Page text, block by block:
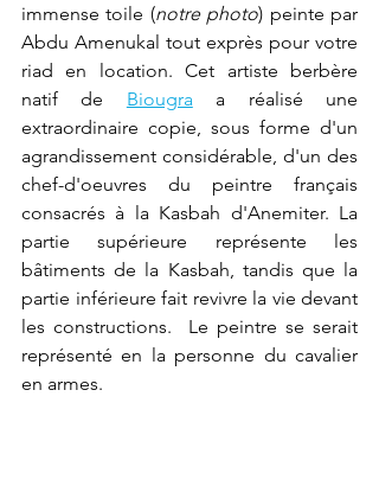
immense toile (notre photo) peinte par
Abdu Amenukal tout exprès pour votre
riad en location. Cet artiste berbère
natif de Biougra a réalisé une
extraordinaire copie, sous forme d'un
agrandissement considérable, d'un des
chef-d'oeuvres du peintre français
consacrés à la Kasbah d'Anemiter. La
partie supérieure représente les
bâtiments de la Kasbah, tandis que la
partie inférieure fait revivre la vie devant
les constructions.  Le peintre se serait
représenté en la personne du cavalier
en armes.